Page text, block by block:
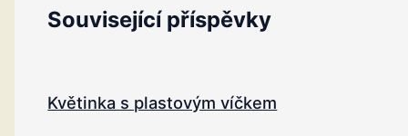
Související příspěvky
Květinka s plastovým víčkem